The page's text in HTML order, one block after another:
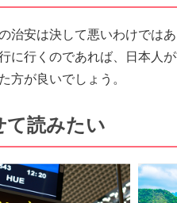
治安は決して悪いわけでは
に行くのであれば、日本人
方が良いでしょう。
て読みたい